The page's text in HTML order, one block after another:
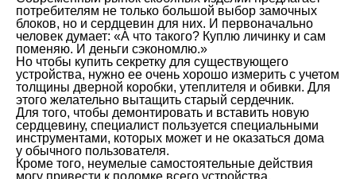
потребителям не только большой выбор замочных
блоков, но и сердцевин для них. И первоначально
человек думает: «А что такого? Куплю личинку и сам
поменяю. И деньги сэкономлю.»
Но чтобы купить секретку для существующего
устройства, нужно ее очень хорошо измерить с учетом
толщины дверной коробки, утеплителя и обивки. Для
этого желательно вытащить старый сердечник.
Для того, чтобы демонтировать и вставить новую
сердцевину, специалист пользуется специальными
инструментами, которых может и не оказаться дома
у обычного пользователя.
Кроме того, неумелые самостоятельные действия
могу привести к поломке всего устройства.